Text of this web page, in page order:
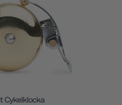
Cykelklocka